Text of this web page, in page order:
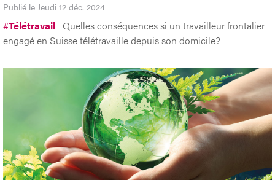
Publié le Jeudi 12 déc. 2024
#Télétravail Quelles conséquences si un travailleur frontalier
engagé en Suisse télétravaille depuis son domicile?